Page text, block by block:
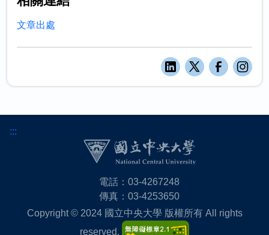
文章出處
:::
電話：03-4267248
傳真：03-4253650
Copyright © 2024 國立中央大學 版權所有 All rights
reserved.